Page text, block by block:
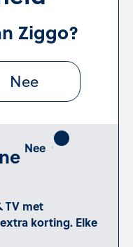
Ziggo?
Nee
TV met
korting. Elke